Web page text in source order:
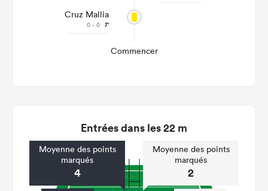
Cruz Mallia
0 - 0 7'
Commencer
Entrées dans les 22 m
Moyenne des points
marqués
4
Moyenne des points
marqués
2